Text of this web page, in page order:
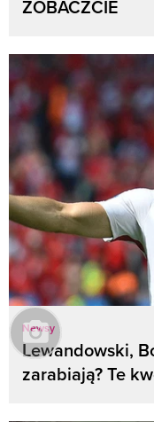
ZOBACZCIE
Newsy
Lewandowski,
zarabiają? Te